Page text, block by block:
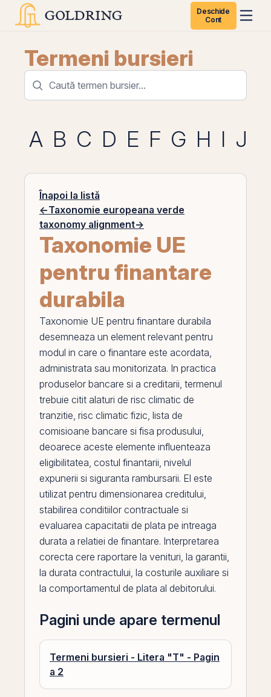
Deschide
Cont
Termeni bursieri
A B C D E F G H I J
Înapoi la listă
←Taxonomie europeana verde
taxonomy alignment→
Taxonomie UE
pentru finantare
durabila
Taxonomie UE pentru finantare durabila
desemneaza un element relevant pentru
modul in care o finantare este acordata,
administrata sau monitorizata. In practica
produselor bancare si a creditarii, termenul
trebuie citit alaturi de risc climatic de
tranzitie, risc climatic fizic, lista de
comisioane bancare si fisa produsului,
deoarece aceste elemente influenteaza
eligibilitatea, costul finantarii, nivelul
expunerii si siguranta rambursarii. El este
utilizat pentru dimensionarea creditului,
stabilirea conditiilor contractuale si
evaluarea capacitatii de plata pe intreaga
durata a relatiei de finantare. Interpretarea
corecta cere raportare la venituri, la garantii,
la durata contractului, la costurile auxiliare si
la comportamentul de plata al debitorului.
Pagini unde apare termenul
Termeni bursieri - Litera "T" - Pagin
a 2